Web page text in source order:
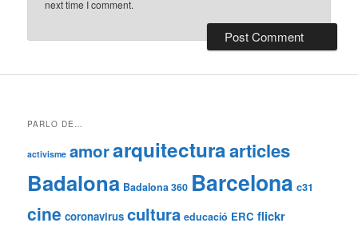
next time I comment.
PARLO DE…
activisme amorarquitecturaarticles
Badalona Badalona 360 Barcelona c31
cine coronavirus cultura educació ERC flickr